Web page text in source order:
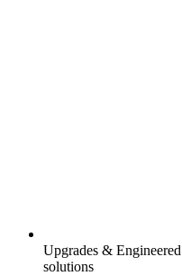
Upgrades & Engineered
solutions